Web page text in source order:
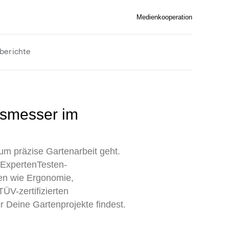
Medienkooperation
präzise Gartenarbeit geht.
wie Ergonomie,
zertifizierten
Deine Gartenprojekte findest.